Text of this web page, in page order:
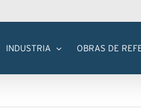
INDUSTRIA OBRAS DE